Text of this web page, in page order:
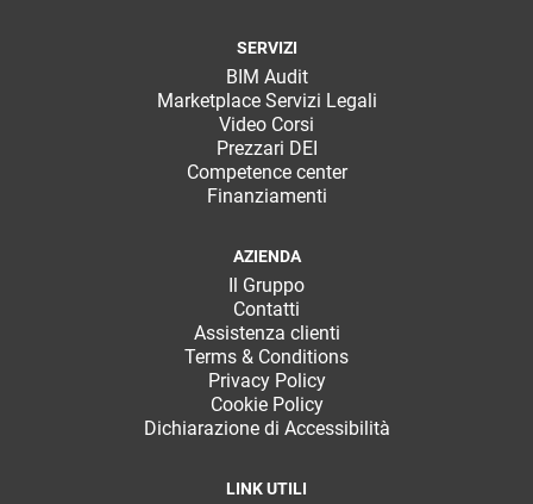
SERVIZI
BIM Audit
Marketplace Servizi Legali
Video Corsi
Prezzari DEI
Competence center
Finanziamenti
AZIENDA
Il Gruppo
Contatti
Assistenza clienti
Terms & Conditions
Privacy Policy
Cookie Policy
Dichiarazione di Accessibilità
LINK UTILI